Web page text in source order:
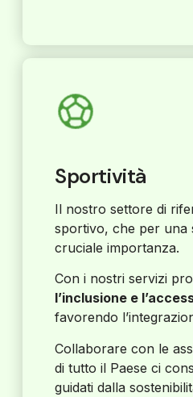
Sportività
Il nostro settore di
sportivo, che per una
cruciale importanza.
Con i nostri servizi
l’inclusione e
favorendo
Collaborare con le
di tutto il Paese ci
guidati dalla